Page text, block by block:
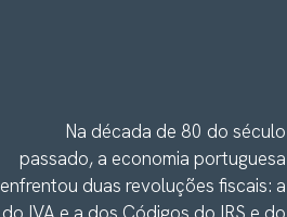
Na década de 80 do século
passado, a economia portuguesa
enfrentou duas revoluções fiscais: a